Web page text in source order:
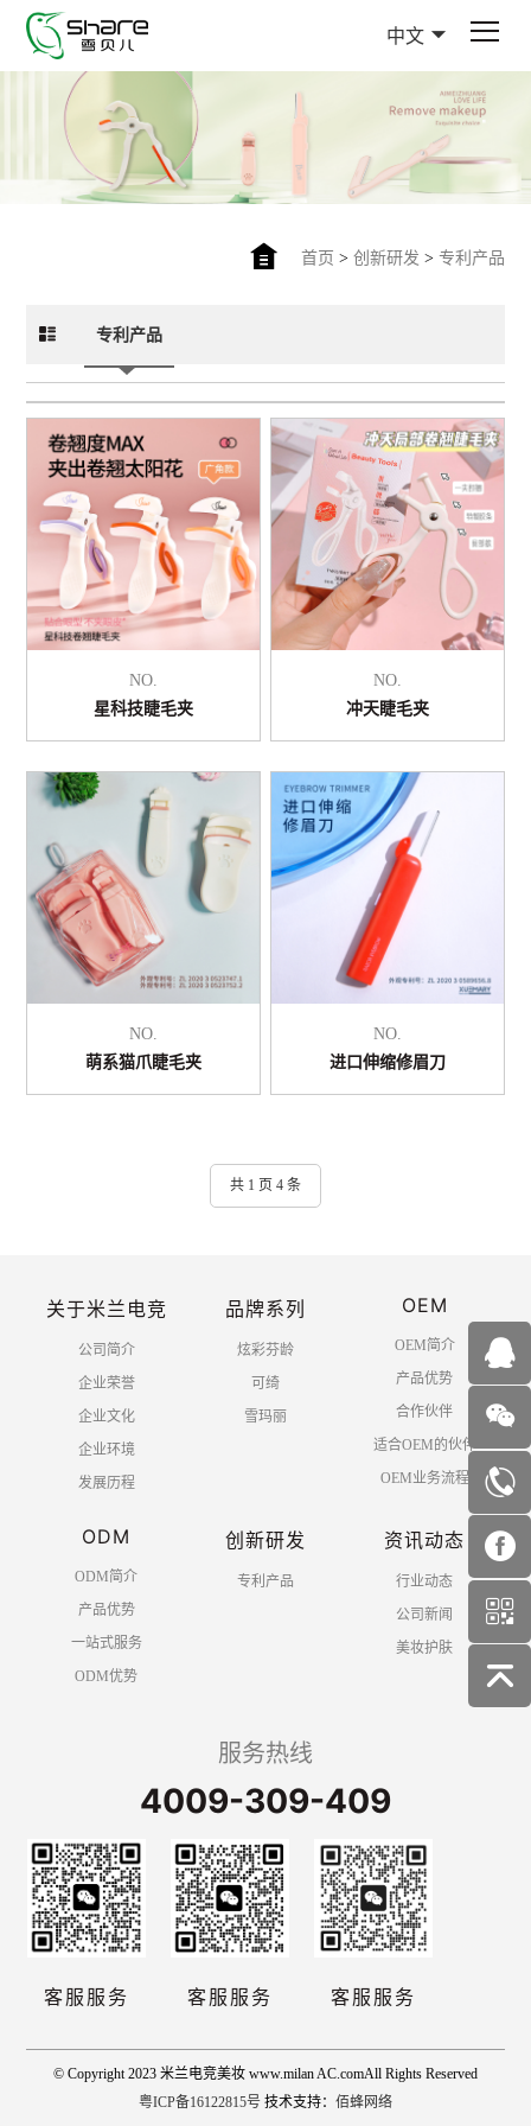
中文
首页 > 创新研发 > 专利产品
专利产品
NO.
星科技睫毛夹
NO.
冲天睫毛夹
NO.
萌系猫爪睫毛夹
NO.
进口伸缩修眉刀
共 1 页 4 条
关于米兰电竞
公司简介
企业荣誉
企业文化
企业环境
发展历程
品牌系列
炫彩芬龄
可绮
雪玛丽
OEM
OEM简介
产品优势
合作伙伴
适合OEM的伙伴
OEM业务流程
ODM
ODM简介
产品优势
一站式服务
ODM优势
创新研发
专利产品
资讯动态
行业动态
公司新闻
美妆护肤
服务热线
4009-309-409
客服服务 客服服务 客服服务
© Copyright 2023 米兰电竞美妆 www.milan AC.comAll Rights Reserved
粤ICP备16122815号 技术支持： 佰蜂网络